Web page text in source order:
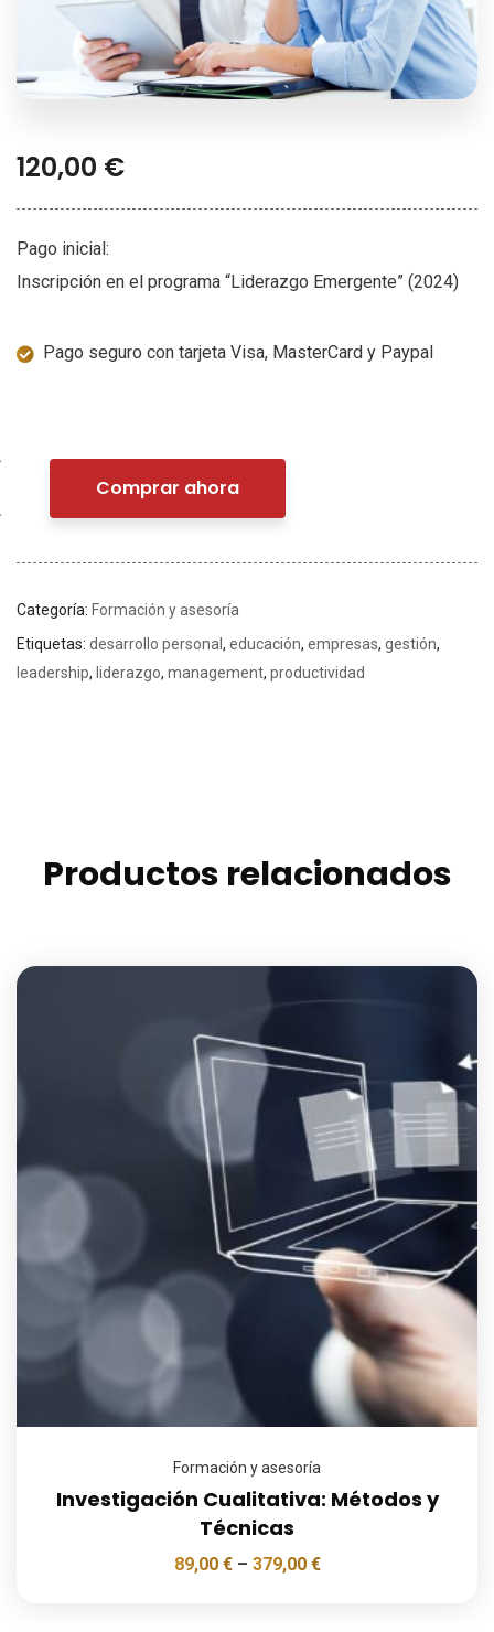
120,00 €
Pago inicial:
Inscripción en el programa “Liderazgo Emergente” (2024)
Pago seguro con tarjeta Visa, MasterCard y Paypal
Comprar ahora
Categoría: Formación y asesoría
Etiquetas: desarrollo personal , educación, empresas, gestión,
leadership, liderazgo, management, productividad
Productos relacionados
Formación y asesoría
Investigación Cualitativa: Métodos y
Técnicas
89,00 €– 379,00 €